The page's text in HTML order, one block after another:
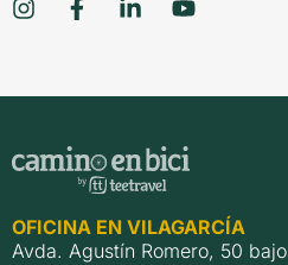
OFICINA EN VILAGARCÍA
Avda. Agustín Romero, 50 bajo